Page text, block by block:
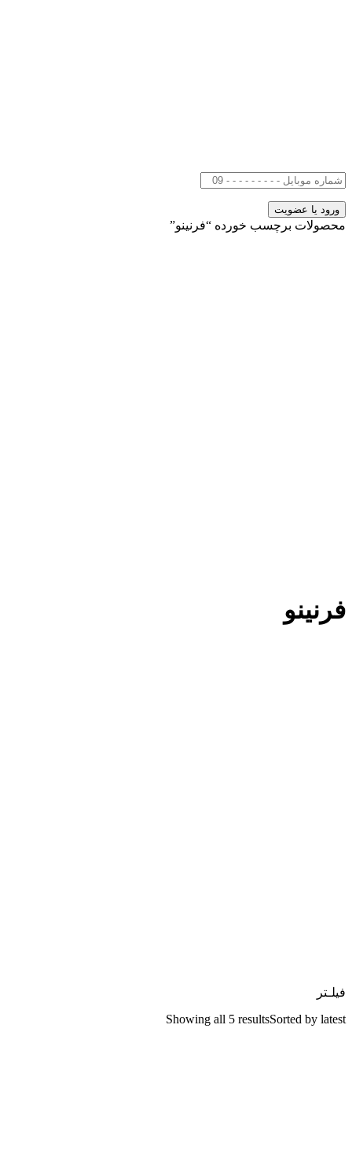
محصولات برچسب خورده “فرنینو”
فرنینو
فیلـتر
Showing all 5 resultsSorted by latest